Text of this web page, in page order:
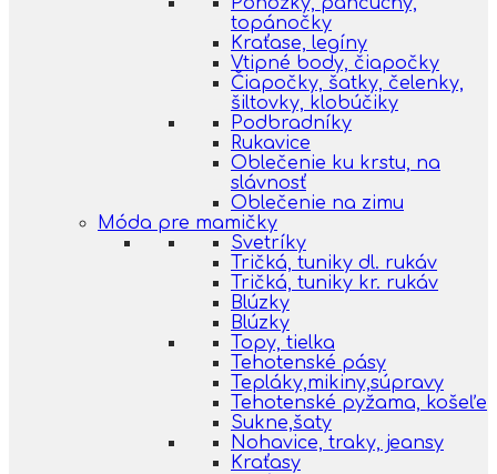
topánočky
Kraťase, legíny
Vtipné body, čiapočky
Čiapočky, šatky, čelenky,
šiltovky, klobúčiky
Podbradníky
Rukavice
Oblečenie ku krstu, na
slávnosť
Oblečenie na zimu
Móda pre mamičky
Svetríky
Tričká, tuniky dl. rukáv
Tričká, tuniky kr. rukáv
Blúzky
Blúzky
Topy, tielka
Tehotenské pásy
Tepláky,mikiny,súpravy
Tehotenské pyžama, košeľe
Sukne,šaty
Nohavice, traky, jeansy
Kraťasy